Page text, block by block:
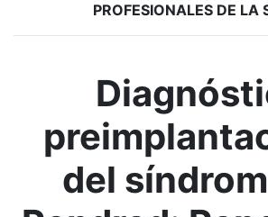
PROFESIONALES DE LA
del​